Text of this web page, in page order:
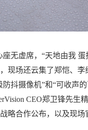
无虚席，“天地由我
现场还云集了郑恺、
抖摄像机”和“可收声
CEO郑卫锋先生
略合作公布，以及现